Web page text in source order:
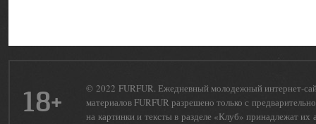
18+
© 2022 FURFUR. Ежедневный молодежный интернет-
материалов FURFUR разрешено только с
на картинки и тексты в разделе «Клуб» принадлежат их